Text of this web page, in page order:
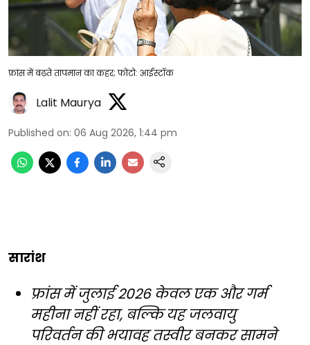
फ्रांस में बढ़ते तापमान का कहर; फोटो: आईस्टॉक
Lalit Maurya
Published on: 06 Aug 2026, 1:44 pm
सारांश
फ्रांस में जुलाई 2026 केवल एक और गर्म
महीना नहीं रहा, बल्कि यह जलवायु
परिवर्तन की भयावह तस्वीर बनकर सामने